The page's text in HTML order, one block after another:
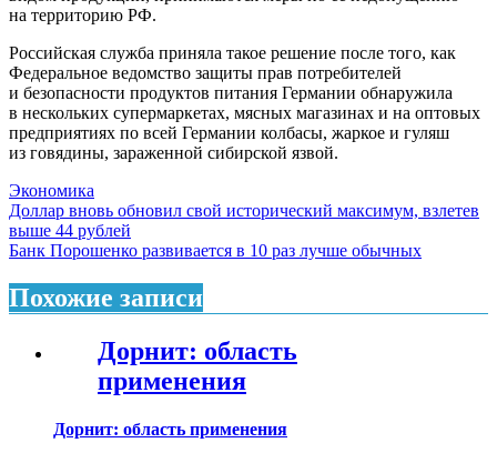
на территорию РФ.
Российская служба приняла такое решение после того, как
Федеральное ведомство защиты прав потребителей
и безопасности продуктов питания Германии обнаружила
в нескольких супермаркетах, мясных магазинах и на оптовых
предприятиях по всей Германии колбасы, жаркое и гуляш
из говядины, зараженной сибирской язвой.
Экономика
Навигация
по
Доллар вновь обновил свой исторический максимум, взлетев
выше 44 рублей
Банк Порошенко развивается в 10 раз лучше обычных
Похожие записи
Дорнит: область
применения
Дорнит: область применения